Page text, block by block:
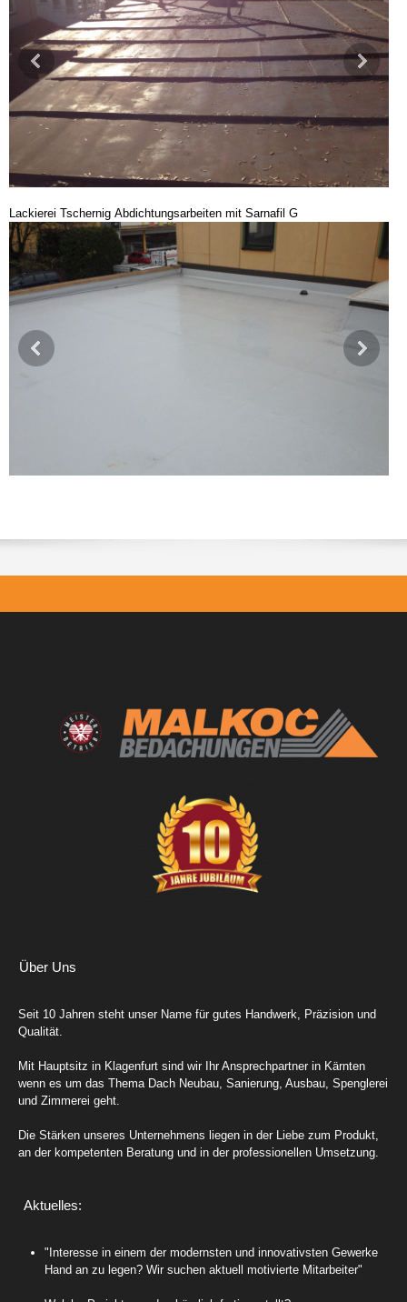
Lackierei Tschernig Abdichtungsarbeiten mit Sarnafil G
Über Uns
Seit 10 Jahren steht unser Name für gutes Handwerk, Präzision und
Qualität.
Mit Hauptsitz in Klagenfurt sind wir Ihr Ansprechpartner in Kärnten
wenn es um das Thema Dach Neubau, Sanierung, Ausbau, Spenglerei
und Zimmerei geht.
Die Stärken unseres Unternehmens liegen in der Liebe zum Produkt,
an der kompetenten Beratung und in der professionellen Umsetzung.
Aktuelles:
"Interesse in einem der modernsten und innovativsten Gewerke
Hand an zu legen? Wir suchen aktuell motivierte Mitarbeiter"